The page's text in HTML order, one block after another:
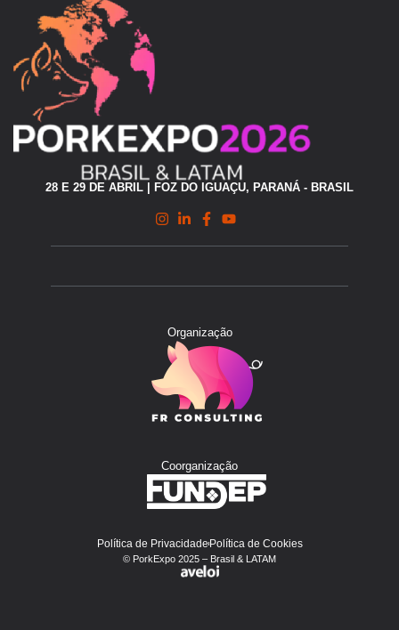
28 E 29 DE ABRIL | FOZ DO IGUAÇU, PARANÁ - BRASIL
Organização
Coorganização
Política de PrivacidadePolítica de Cookies
© PorkExpo 2025 – Brasil & LATAM